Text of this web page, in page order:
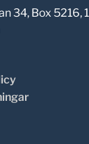
34, Box 5216,